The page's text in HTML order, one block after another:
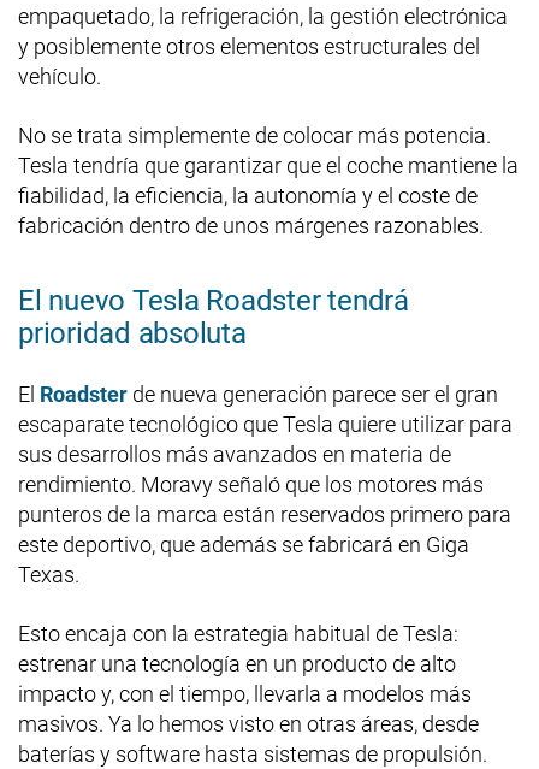
empaquetado, la refrigeración, la gestión electrónica
y posiblemente otros elementos estructurales del
vehículo.
No se trata simplemente de colocar más potencia.
Tesla tendría que garantizar que el coche mantiene la
fiabilidad, la eficiencia, la autonomía y el coste de
fabricación dentro de unos márgenes razonables.
El nuevo Tesla Roadster tendrá
prioridad absoluta
El Roadster de nueva generación parece ser el gran
escaparate tecnológico que Tesla quiere utilizar para
sus desarrollos más avanzados en materia de
rendimiento. Moravy señaló que los motores más
punteros de la marca están reservados primero para
este deportivo, que además se fabricará en Giga
Texas.
Esto encaja con la estrategia habitual de Tesla:
estrenar una tecnología en un producto de alto
impacto y, con el tiempo, llevarla a modelos más
masivos. Ya lo hemos visto en otras áreas, desde
baterías y software hasta sistemas de propulsión.